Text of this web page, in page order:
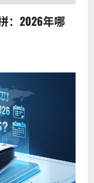
：2026年哪